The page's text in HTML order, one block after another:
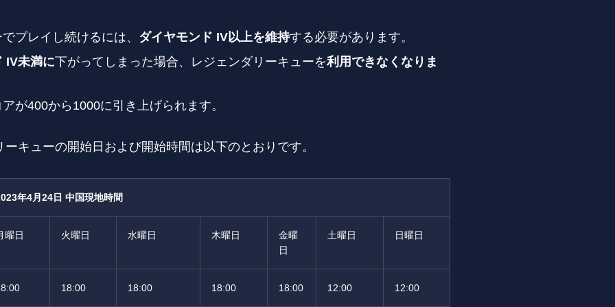
プレイし続けるには、 ダイヤモンド IV以上を維持する必要があります。
IV未満に下がってしまった場合、レジェンダリーキューを利用できなくなりま
が400から1000に引き上げられます。
キューの開始日および開始時間は以下のとおりです。
年4月 24日 中国現地時間
曜日 火曜日 水曜日 木曜日
金曜
日
土曜日 日曜日
18:00 18:00 18:00 18:00 12:00 12:00